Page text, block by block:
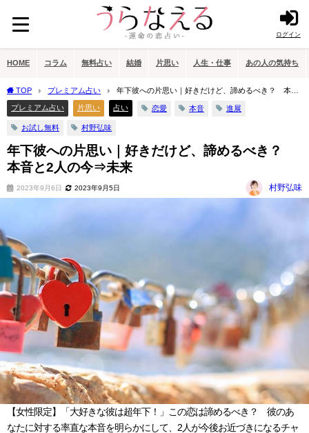
ログイン
HOME コラム 無料占い 結婚 片思い 人生・仕事 あの人の気持ち
TOP プレミアム占い
年下彼への片思い｜好きだけど、諦めるべき？ 本音
と2人の今⇒未来
プレミアム占い 片思い 占い 恋愛 本音 進展
お試し無料 村野弘味
年下彼への片思い｜好きだけど、諦めるべき？
本音と2人の今⇒未来
2023年9月6日 2023年9月5日 村野弘味
【女性限定】「大好きな彼は超年下！」この恋は諦めるべき？ 彼のあ
なたに対する率直な本音を明らかにして、2人が今後お近づきになるチャ